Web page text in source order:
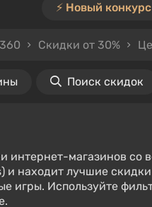
⚡️ Новый
Скидки от 30%
Поиск скидок
интернет-магазинов
и находит лучшие
игры. Используйте